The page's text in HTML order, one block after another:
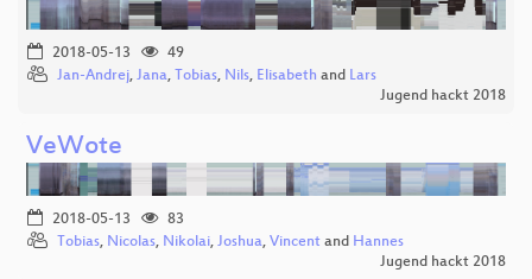
2018-05-13
49
Jan-Andrej, Jana, Tobias, Nils, Elisabeth and Lars
Jugend hackt 2018
VeWote
2018-05-13
83
Tobias, Nicolas, Nikolai, Joshua, Vincent and Hannes
Jugend hackt 2018